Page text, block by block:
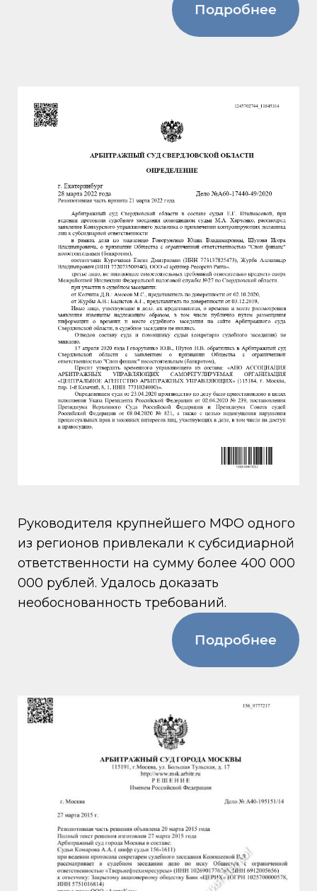
Подробнее
Руководителя крупнейшего МФО одного
из регионов привлекали к субсидиарной
ответственности на сумму более 400 000
000 рублей. Удалось доказать
необоснованность требований.
Подробнее